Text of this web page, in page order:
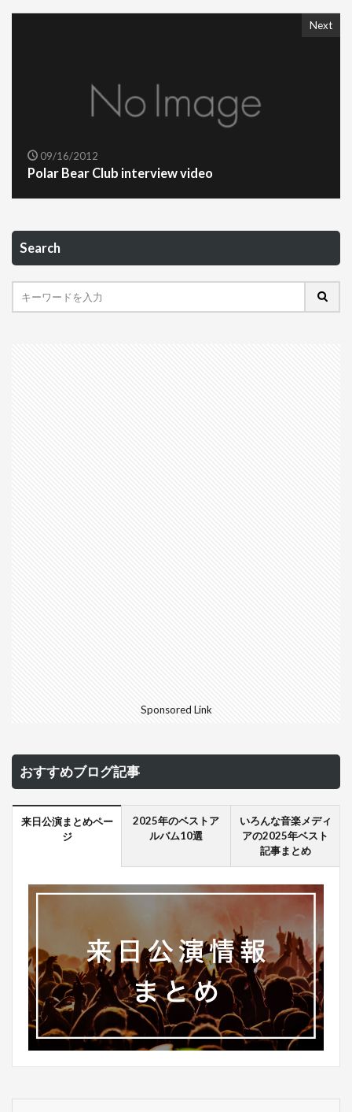
Next
09/16/2012
Polar Bear Club interview video
Search
Sponsored Link
おすすめブログ記事
来日公演まとめペー
ジ
2025年のベストア
ルバム10選
いろんな音楽メディ
アの2025年ベスト
記事まとめ